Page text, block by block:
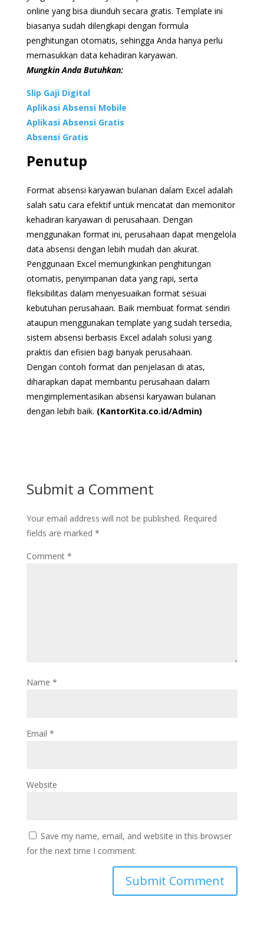
online yang bisa diunduh secara gratis. Template ini
biasanya sudah dilengkapi dengan formula
penghitungan otomatis, sehingga Anda hanya perlu
memasukkan data kehadiran karyawan.
Mungkin Anda Butuhkan:
Slip Gaji Digital
Aplikasi Absensi Mobile
Aplikasi Absensi Gratis
Absensi Gratis
Penutup
Format absensi karyawan bulanan dalam Excel adalah
salah satu cara efektif untuk mencatat dan memonitor
kehadiran karyawan di perusahaan. Dengan
menggunakan format ini, perusahaan dapat mengelola
data absensi dengan lebih mudah dan akurat.
Penggunaan Excel memungkinkan penghitungan
otomatis, penyimpanan data yang rapi, serta
fleksibilitas dalam menyesuaikan format sesuai
kebutuhan perusahaan. Baik membuat format sendiri
ataupun menggunakan template yang sudah tersedia,
sistem absensi berbasis Excel adalah solusi yang
praktis dan efisien bagi banyak perusahaan.
Dengan contoh format dan penjelasan di atas,
diharapkan dapat membantu perusahaan dalam
mengimplementasikan absensi karyawan bulanan
dengan lebih baik. (KantorKita.co.id/Admin)
Submit a Comment
Your email address will not be published. Required
fields are marked *
Comment *
Name *
Email *
Website
Save my name, email, and website in this browser
for the next time I comment.